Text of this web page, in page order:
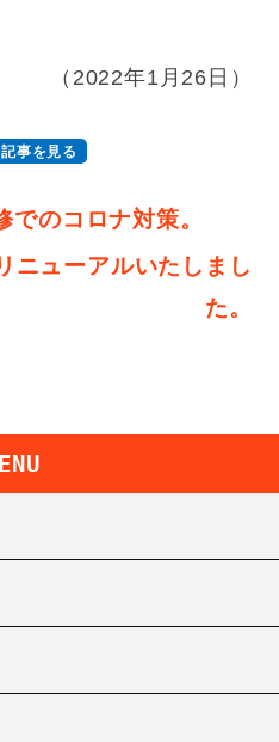
（2022年1月26日）
記事を見る
のコロナ対策。
ニューアルいたしまし
た。